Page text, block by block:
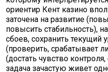
ориентир Кент казино
заточена на развитие
повысить стабильность),
сбоев, сохранить текущий
(проверить, срабатывает
(достать чувство
задача зачастую живет